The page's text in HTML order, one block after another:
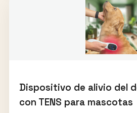
Dispositivo de alivio del
con TENS para mascotas